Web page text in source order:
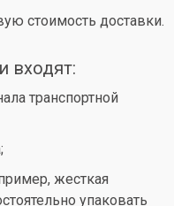
стоимость доставки.
входят:
транспортной
жесткая
упаковать